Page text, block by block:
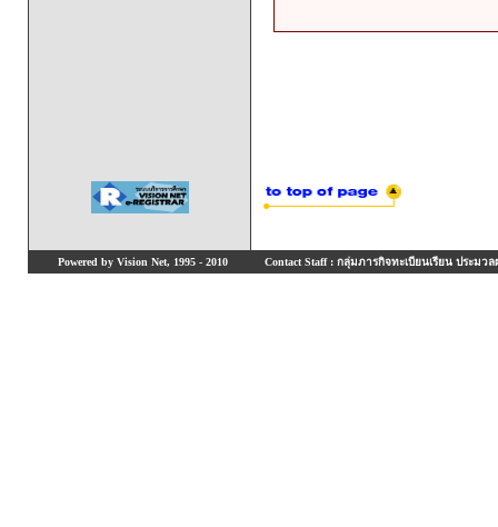
Powered by Vision Net, 1995 - 2010 Contact Staff : กลุ่มภารกิจทะเบียนเรียน ประมวล